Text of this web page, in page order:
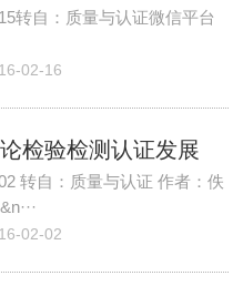
转自：质量与认证微信平台
02-16
检验检测认证发展
转自：质量与认证 作者：佚
02-02